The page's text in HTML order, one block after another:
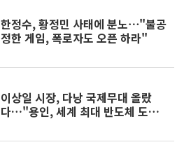
한정수, 황정민 사태에 분노⋯"불공
정한 게임, 폭로자도 오픈 하라"
이상일 시장, 다낭 국제무대 올랐
다…"용인, 세계 최대 반도체 도시